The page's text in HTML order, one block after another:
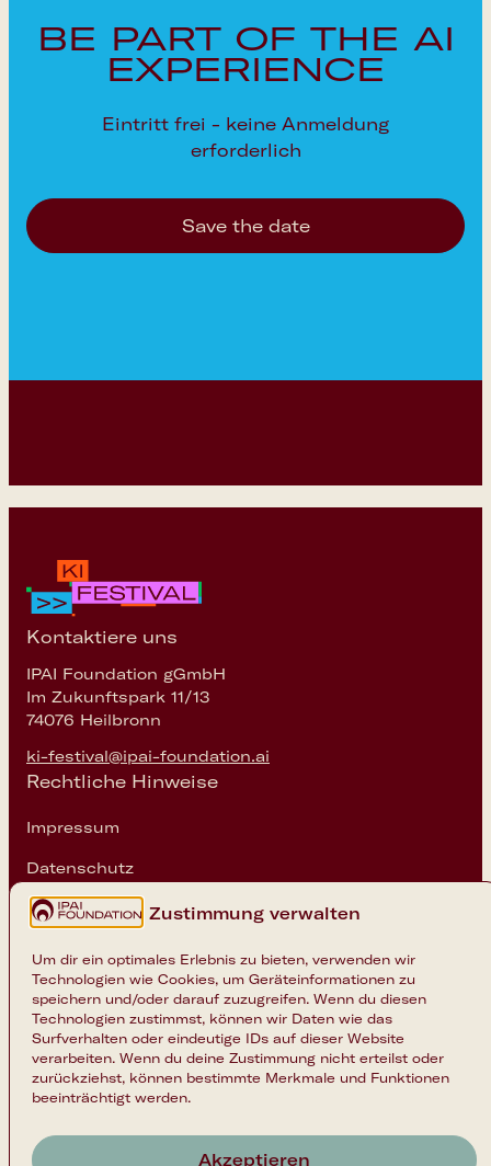
Zustimmung verwalten
Um dir ein optimales Erlebnis zu bieten, verwenden wir
Technologien wie Cookies, um Geräteinformationen zu
speichern und/oder darauf zuzugreifen. Wenn du diesen
Technologien zustimmst, können wir Daten wie das
Surfverhalten oder eindeutige IDs auf dieser Website
verarbeiten. Wenn du deine Zustimmung nicht erteilst oder
zurückziehst, können bestimmte Merkmale und Funktionen
beeinträchtigt werden.
Akzeptieren
BE PART OF THE AI
EXPERIENCE
Eintritt frei - keine Anmeldung
erforderlich
Save the date
Kontaktiere uns
IPAI Foundation gGmbH
Im Zukunftspark 11/13
74076 Heilbronn
ki-festival@ipai-foundation.ai
Rechtliche Hinweise
Impressum
Datenschutz
Cookie-Einstellungen